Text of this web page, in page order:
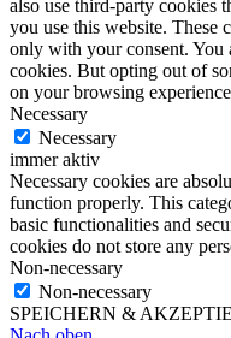
also use third-party cookies
you use this website. These
only with your consent. You
cookies. But opting out of
on your browsing
Necessary
Necessary
immer aktiv
Necessary cookies are
function properly. This
basic functionalities and
cookies do not store any
Non-necessary
Non-necessary
SPEICHERN &